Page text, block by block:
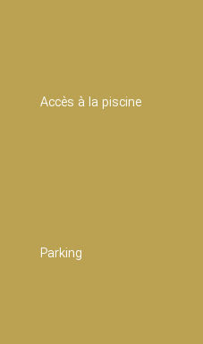
Accès à la piscine
Parking